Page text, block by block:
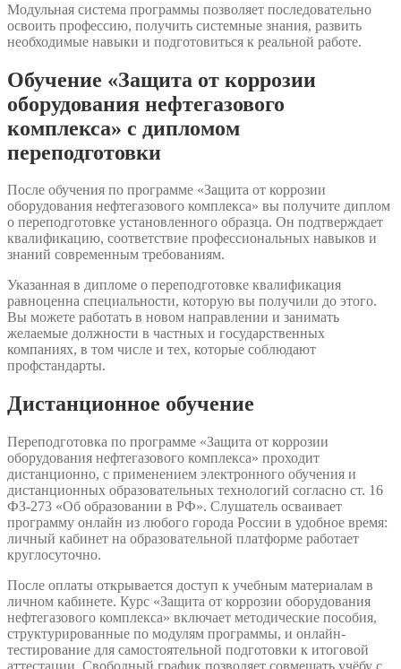
Модульная система программы позволяет последовательно
освоить профессию, получить системные знания, развить
необходимые навыки и подготовиться к реальной работе.
Обучение «Защита от коррозии
оборудования нефтегазового
комплекса» с дипломом
переподготовки
После обучения по программе «Защита от коррозии
оборудования нефтегазового комплекса» вы получите диплом
о переподготовке установленного образца. Он подтверждает
квалификацию, соответствие профессиональных навыков и
знаний современным требованиям.
Указанная в дипломе о переподготовке квалификация
равноценна специальности, которую вы получили до этого.
Вы можете работать в новом направлении и занимать
желаемые должности в частных и государственных
компаниях, в том числе и тех, которые соблюдают
профстандарты.
Дистанционное обучение
Переподготовка по программе «Защита от коррозии
оборудования нефтегазового комплекса» проходит
дистанционно, с применением электронного обучения и
дистанционных образовательных технологий согласно ст. 16
ФЗ-273 «Об образовании в РФ». Слушатель осваивает
программу онлайн из любого города России в удобное время:
личный кабинет на образовательной платформе работает
круглосуточно.
После оплаты открывается доступ к учебным материалам в
личном кабинете. Курс «Защита от коррозии оборудования
нефтегазового комплекса» включает методические пособия,
структурированные по модулям программы, и онлайн-
тестирование для самостоятельной подготовки к итоговой